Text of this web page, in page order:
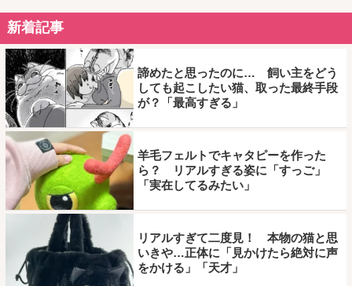
新着記事
諦めたと思ったのに… 飼い主をどう
しても起こしたい猫、取った最終手段
が？「最高すぎる」
羊毛フェルトでキャタピーを作った
ら？ リアルすぎる姿に「すっご」
「実在してるみたい」
リアルすぎて二度見！ 本物の猫と思
いきや…正体に「見かけたら絶対に声
をかける」「天才」